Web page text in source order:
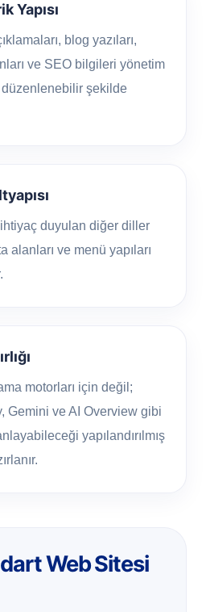
Yapısı
blog yazıları,
ve SEO bilgileri yönetim
şekilde
duyulan diğer diller
alanları ve menü yapıları
motorları için değil;
Gemini ve AI Overview gibi
yapılandırılmış
Web Sitesi